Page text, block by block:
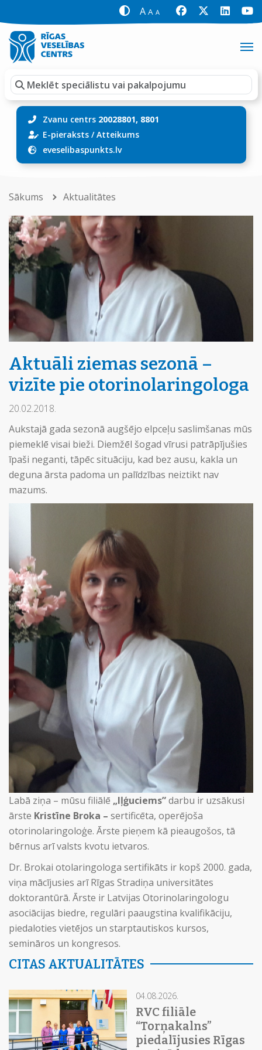
A A A
Zvanu centrs 20028801, 8801
E-pieraksts/Atteikums
eveselibaspunkts.lv
Sākums Aktualitātes
Aktuāli ziemas sezonā –
vizīte pie otorinolaringologa
20.02.2018.
Aukstajā gada sezonā augšējo elpceļu saslimšanas mūs
piemeklē visai bieži. Diemžēl šogad vīrusi patrāpījušies
īpaši neganti, tāpēc situāciju, kad bez ausu, kakla un
deguna ārsta padoma un palīdzības neiztikt nav
mazums.
Labā ziņa – mūsu filiālē „Iļģuciems”darbu ir uzsākusi
ārste Kristīne Broka – sertificēta, operējoša
otorinolaringoloģe. Ārste pieņem kā pieaugošos, tā
bērnus arī valsts kvotu ietvaros.
Dr. Brokai otolaringologa sertifikāts ir kopš 2000. gada,
viņa mācījusies arī Rīgas Stradiņa universitātes
doktorantūrā. Ārste ir Latvijas Otorinolaringologu
asociācijas biedre, regulāri paaugstina kvalifikāciju,
piedaloties vietējos un starptautiskos kursos,
semināros un kongresos.
CITAS AKTUALITĀTES
04.08.2026.
RVC filiāle
“Torņakalns”
piedalījusies Rīgas